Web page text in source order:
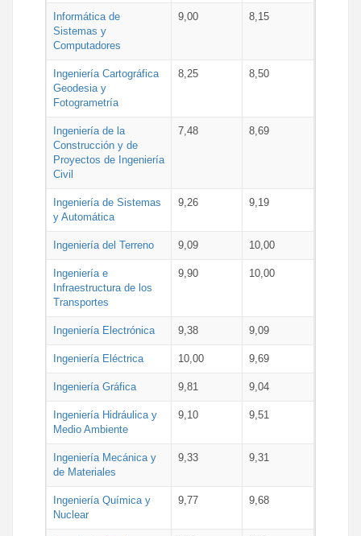
Informática de
Sistemas y
Computadores
9,00 8,15
Ingeniería Cartográfica
Geodesia y
Fotogrametría
8,25 8,50
Ingeniería de la
Construcción y de
Proyectos de Ingeniería
Civil
7,48 8,69
Ingeniería de Sistemas
y Automática
9,26 9,19
Ingeniería del Terreno 9,09 10,00
Ingeniería e
Infraestructura de los
Transportes
9,90 10,00
Ingeniería Electrónica 9,38 9,09
Ingeniería Eléctrica 10,00 9,69
Ingeniería Gráfica 9,81 9,04
Ingeniería Hidráulica y
Medio Ambiente
9,10 9,51
Ingeniería Mecánica y
de Materiales
9,33 9,31
Ingeniería Química y
Nuclear
9,77 9,68